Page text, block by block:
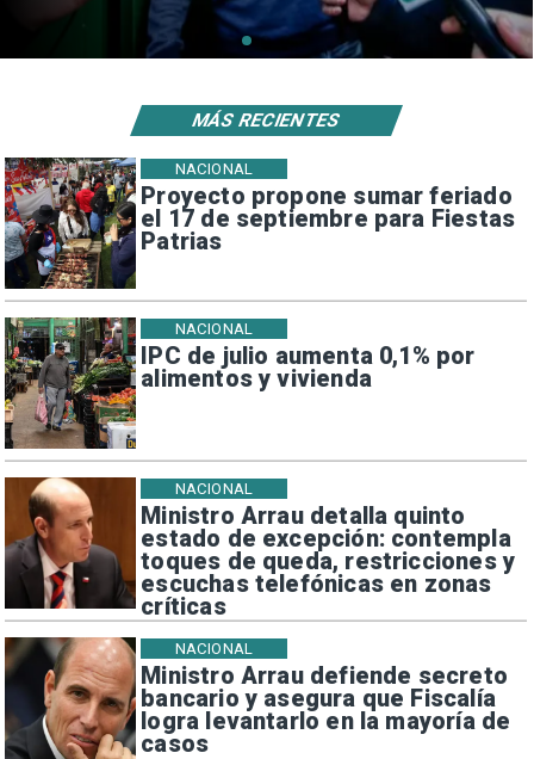
Proyecto propone sumar feriado
el 17 de septiembre para Fiestas
Patrias
NACIONAL
IPC de julio aumenta 0,1% por
alimentos y vivienda
NACIONAL
Ministro Arrau detalla quinto
estado de excepción: contempla
toques de queda, restricciones y
escuchas telefónicas en zonas
críticas
NACIONAL
Ministro Arrau defiende secreto
bancario y asegura que Fiscalía
logra levantarlo en la mayoría de
casos
NACIONAL
MÁS RECIENTES